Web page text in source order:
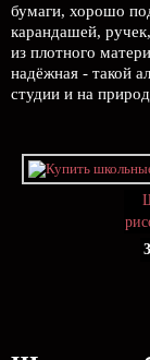
бумаги, хорошо
карандашей,
из плотного
надёжная - такой
студии и на